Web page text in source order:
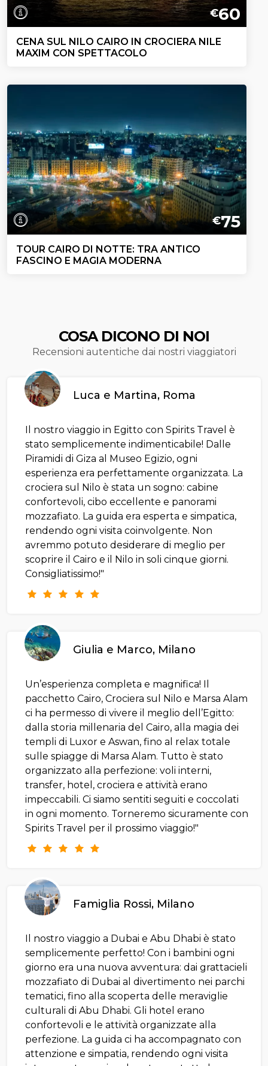
€60
CENA SUL NILO CAIRO IN CROCIERA NILE
MAXIM CON SPETTACOLO
€75
TOUR CAIRO DI NOTTE: TRA ANTICO
FASCINO E MAGIA MODERNA
COSA DICONO DI NOI
Recensioni autentiche dai nostri viaggiatori
Luca e Martina, Roma
Il nostro viaggio in Egitto con Spirits Travel è
stato semplicemente indimenticabile! Dalle
Piramidi di Giza al Museo Egizio, ogni
esperienza era perfettamente organizzata. La
crociera sul Nilo è stata un sogno: cabine
confortevoli, cibo eccellente e panorami
mozzafiato. La guida era esperta e simpatica,
rendendo ogni visita coinvolgente. Non
avremmo potuto desiderare di meglio per
scoprire il Cairo e il Nilo in soli cinque giorni.
Consigliatissimo!"
Giulia e Marco, Milano
Un’esperienza completa e magnifica! Il
pacchetto Cairo, Crociera sul Nilo e Marsa Alam
ci ha permesso di vivere il meglio dell’Egitto:
dalla storia millenaria del Cairo, alla magia dei
templi di Luxor e Aswan, fino al relax totale
sulle spiagge di Marsa Alam. Tutto è stato
organizzato alla perfezione: voli interni,
transfer, hotel, crociera e attività erano
impeccabili. Ci siamo sentiti seguiti e coccolati
in ogni momento. Torneremo sicuramente con
Spirits Travel per il prossimo viaggio!"
Famiglia Rossi, Milano
Il nostro viaggio a Dubai e Abu Dhabi è stato
semplicemente perfetto! Con i bambini ogni
giorno era una nuova avventura: dai grattacieli
mozzafiato di Dubai al divertimento nei parchi
tematici, fino alla scoperta delle meraviglie
culturali di Abu Dhabi. Gli hotel erano
confortevoli e le attività organizzate alla
perfezione. La guida ci ha accompagnato con
attenzione e simpatia, rendendo ogni visita